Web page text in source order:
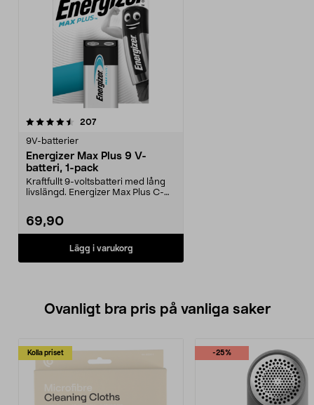
207recensioner
9V-batterier
Energizer Max Plus 9 V-
batteri, 1-pack
Kraftfullt 9-voltsbatteri med lång
livslängd. Energizer Max Plus C-
69,90
Lägg i varukorg
Ovanligt bra pris på vanliga saker
Kolla priset -25%